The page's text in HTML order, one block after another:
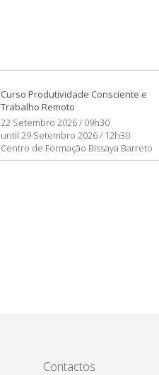
Curso Produtividade Consciente e
Trabalho Remoto
22 Setembro 2026 / 09h30
until 29 Setembro 2026 / 12h30
Centro de Formação Bissaya Barreto
Contactos